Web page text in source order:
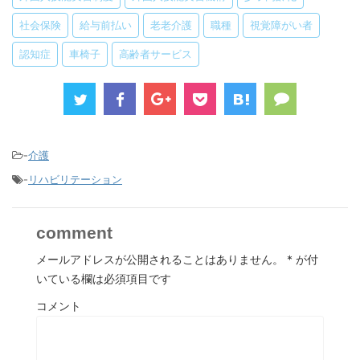
社会保険 給与前払い 老老介護 職種 視覚障がい者
認知症 車椅子 高齢者サービス
-介護
- リハビリテーション
comment
メールアドレスが公開されることはありません。 * が付
いている欄は必須項目です
コメント